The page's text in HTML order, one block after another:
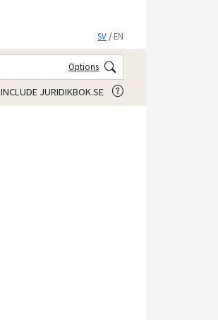
SV /EN
Options
INCLUDE JURIDIKBOK.SE